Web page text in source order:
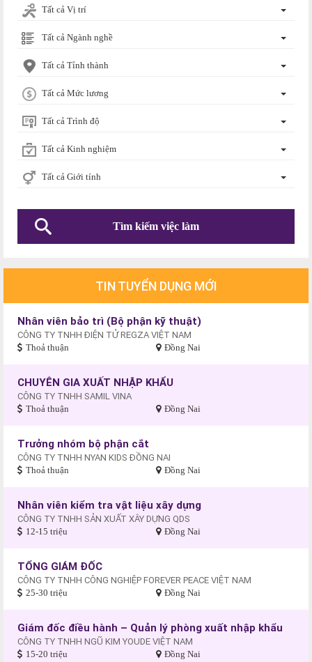
Tất cả Vị trí
Tất cả Ngành nghề
Tất cả Tỉnh thành
Tất cả Mức lương
Tất cả Trình độ
Tất cả Kinh nghiệm
Tất cả Giới tính
TIN TUYỂN DỤNG MỚI
Nhân viên bảo trì (Bộ phận kỹ thuật)
CÔNG TY TNHH ĐIỆN TỬ REGZA VIỆT NAM
Thoả thuận Đồng Nai
CHUYÊN GIA XUẤT NHẬP KHẨU
CÔNG TY TNHH SAMIL VINA
Thoả thuận Đồng Nai
Trưởng nhóm bộ phận cắt
CÔNG TY TNHH NYAN KIDS ĐỒNG NAI
Thoả thuận Đồng Nai
Nhân viên kiểm tra vật liệu xây dựng
CÔNG TY TNHH SẢN XUẤT XÂY DỰNG QDS
12-15 triệu Đồng Nai
TỔNG GIÁM ĐỐC
CÔNG TY TNHH CÔNG NGHIỆP FOREVER PEACE VIỆT NAM
25-30 triệu Đồng Nai
Giám đốc điều hành – Quản lý phòng xuất nhập khẩu
CÔNG TY TNHH NGŨ KIM YOUDE VIỆT NAM
15-20 triệu Đồng Nai